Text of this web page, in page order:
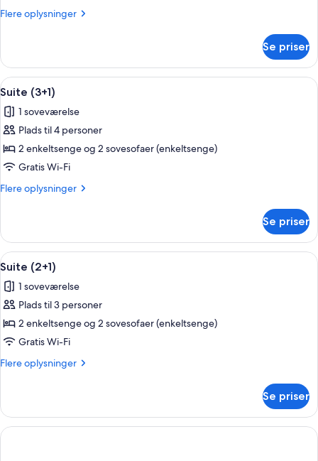
Flere oplysninger
Flere
(3+0)
Se priser
Indlæs
alle
billeder
af
Suite
(3+1)
En dobbeltseng med to puder, et
4
Suite (3+1)
1 soveværelse
Plads til 4 personer
2 enkeltsenge og 2 sovesofaer (enkeltsenge)
Gratis Wi-Fi
Flere oplysninger
Flere
(3+1)
Se priser
Indlæs
alle
billeder
af
Suite
(2+1)
En dobbeltseng med to puder, et
4
Suite (2+1)
1 soveværelse
Plads til 3 personer
2 enkeltsenge og 2 sovesofaer (enkeltsenge)
Gratis Wi-Fi
Flere oplysninger
Flere
(2+1)
Se priser